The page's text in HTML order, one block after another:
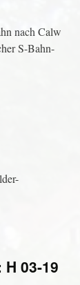
nach Calw
S-Bahn-
03-19